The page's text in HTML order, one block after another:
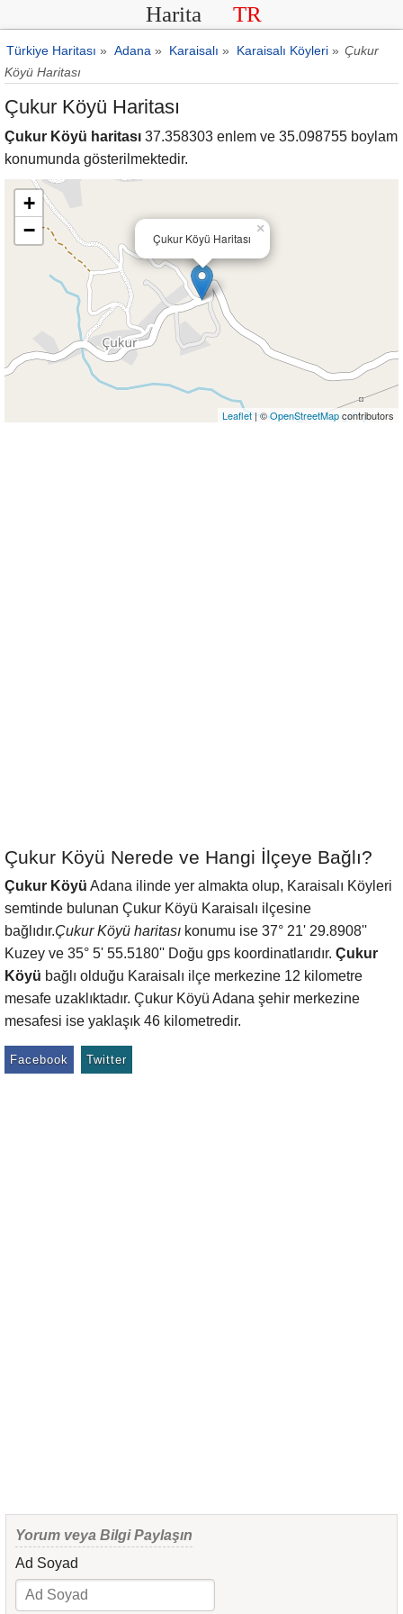
Harita TR
Türkiye Haritası » Adana » Karaisalı » Karaisalı Köyleri » Çukur
Köyü Haritası
Çukur Köyü Haritası
Çukur Köyü haritası 37.358303 enlem ve 35.098755 boylam
konumunda gösterilmektedir.
Çukur Köyü Haritası
×
+
−
Leaflet | ©OpenStreetMapcontributors
Çukur Köyü Nerede ve Hangi İlçeye Bağlı?
Çukur Köyü Adana ilinde yer almakta olup, Karaisalı Köyleri
semtinde bulunan Çukur Köyü Karaisalı ilçesine
bağlıdır.Çukur Köyü haritası konumu ise 37° 21' 29.8908''
Kuzey ve 35° 5' 55.5180'' Doğu gps koordinatlarıdır. Çukur
Köyü bağlı olduğu Karaisalı ilçe merkezine 12 kilometre
mesafe uzaklıktadır. Çukur Köyü Adana şehir merkezine
mesafesi ise yaklaşık 46 kilometredir.
Facebook Twitter
Yorum veya Bilgi Paylaşın
Ad Soyad